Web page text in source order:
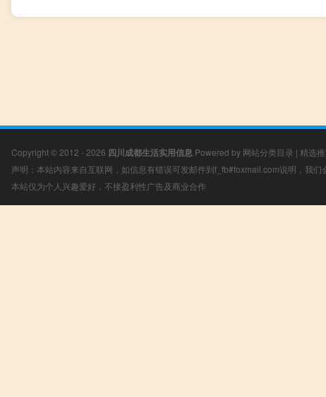
Copyright © 2012 - 2026 四川成都生活实用信息 Powered by 网站分类目录 | 精选
声明：本站内容来自互联网，如信息有错误可发邮件到f_fb#foxmail.com说明，我们
本站仅为个人兴趣爱好，不接盈利性广告及商业合作